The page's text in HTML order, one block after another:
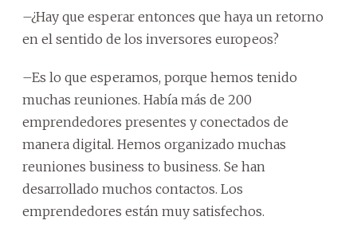
–¿Hay que esperar entonces que haya un retorno
en el sentido de los inversores europeos?
–Es lo que esperamos, porque hemos tenido
muchas reuniones. Había más de 200
emprendedores presentes y conectados de
manera digital. Hemos organizado muchas
reuniones business to business. Se han
desarrollado muchos contactos. Los
emprendedores están muy satisfechos.